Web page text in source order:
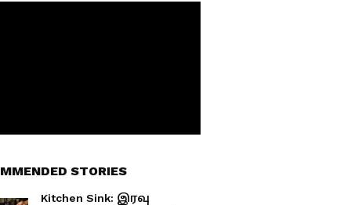
STORIES
Kitchen Sink: இரவு